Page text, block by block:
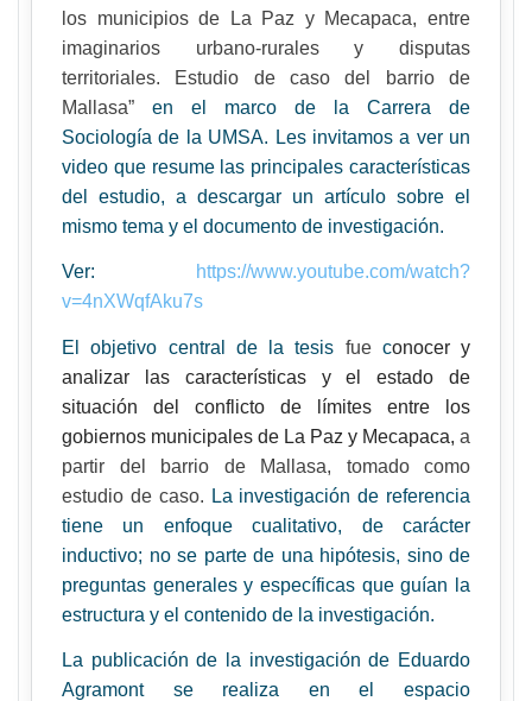
los municipios de La Paz y Mecapaca, entre
imaginarios urbano-rurales y disputas
territoriales. Estudio de caso del barrio de
Mallasa” en el marco de la Carrera de
Sociología de la UMSA. Les invitamos a ver un
video que resume las principales características
del estudio, a descargar un artículo sobre el
mismo tema y el documento de investigación.
Ver:
https://www.youtube.com/watch?
v=4nXWqfAku7s
El objetivo central de la tesis fue conocer y
analizar las características y el estado de
situación del conflicto de límites entre los
gobiernos municipales de La Paz y Mecapaca, a
partir del barrio de Mallasa, tomado como
estudio de caso. La investigación de referencia
tiene un enfoque cualitativo, de carácter
inductivo; no se parte de una hipótesis, sino de
preguntas generales y específicas que guían la
estructura y el contenido de la investigación.
La publicación de la investigación de Eduardo
Agramont se realiza en el espacio